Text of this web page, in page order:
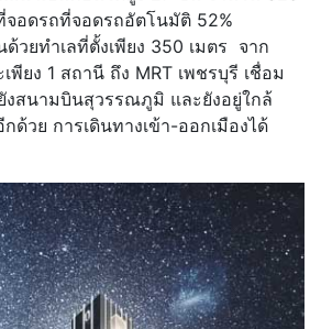
อดรถที่จอดรถอัตโนมัติ 52%
ด้วยทำเลที่ตั้งเพียง 350 เมตร จาก
พียง 1 สถานี ถึง MRT เพชรบุรี เชื่อม
งสนามบินสุวรรณภูมิ และยังอยู่ใกล้
ด้วย การเดินทางเข้า-ออกเมืองได้